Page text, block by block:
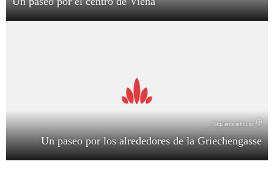
Siguiente artículo
Un paseo por los alrededores de la Griechengasse